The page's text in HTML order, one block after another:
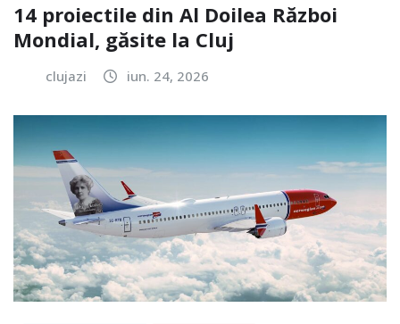
14 proiectile din Al Doilea Război
Mondial, găsite la Cluj
clujazi iun. 24, 2026